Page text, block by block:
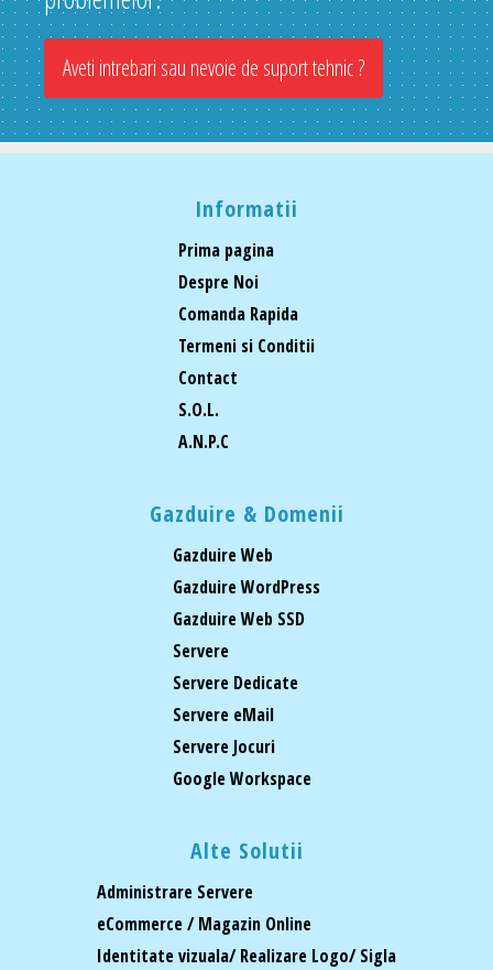
Aveti intrebari sau nevoie de suport tehnic ?
Informatii
Prima pagina
Despre Noi
Comanda Rapida
Termeni si Conditii
Contact
S.O.L.
A.N.P.C
Gazduire & Domenii
Gazduire Web
Gazduire WordPress
Gazduire Web SSD
Servere
Servere Dedicate
Servere eMail
Servere Jocuri
Google Workspace
Alte Solutii
Administrare Servere
eCommerce / Magazin Online
Identitate vizuala/ Realizare Logo/ Sigla